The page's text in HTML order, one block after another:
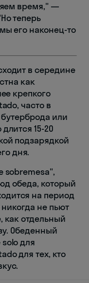
время," —
теперь
его наконец-то
в середине
как
крепкого
часто в
или
15-20
подзарядкой
дня.
sobremesa",
обеда, который
на период
никогда не пьют
как отдельный
Обеденный
для
для тех, кто